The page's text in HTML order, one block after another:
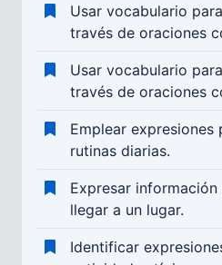
Usar vocabulario
través de oraciones
Usar vocabulario
través de oraciones
Emplear expresiones
rutinas diarias.
Expresar
llegar a un lugar.
Identificar